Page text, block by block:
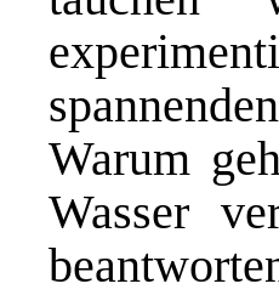
Warum
Wasser